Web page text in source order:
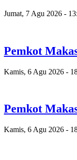
Jumat, 7 Agu 2026 -
Pemkot
Kamis, 6 Agu 2026 -
Pemkot
Kamis, 6 Agu 2026 -